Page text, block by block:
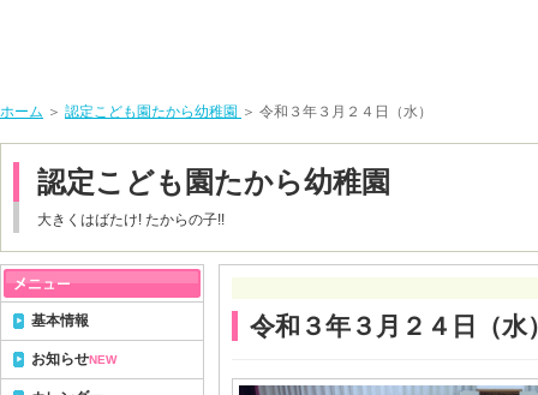
ホーム ＞ 認定こども園たから幼稚園 ＞ 令和３年３月２４日（水）
認定こども園たから幼稚園
大きくはばたけ! たからの子!!
令和３年３月２４日（水
基本情報
お知らせNEW